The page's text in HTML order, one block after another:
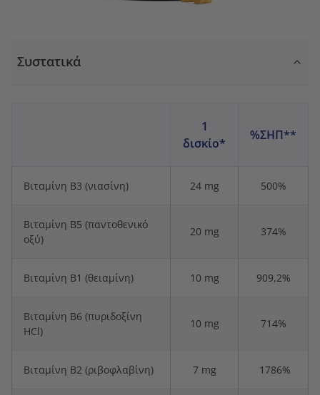
Συστατικά
1
δισκίο*
%ΣΗΠ**
Βιταμίνη Β3 (νιασίνη) 24 mg 500%
Βιταμίνη Β5 (παντοθενικό
οξύ)
20 mg 374%
Βιταμίνη Β1 (θειαμίνη) 10 mg 909,2%
Βιταμίνη Β6 (πυριδοξίνη
HCl)
10 mg 714%
Βιταμίνη Β2 (ριβοφλαβίνη) 7 mg 1786%